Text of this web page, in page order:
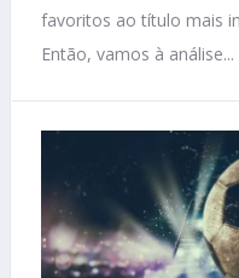
favoritos ao título mais
Então, vamos à análise...